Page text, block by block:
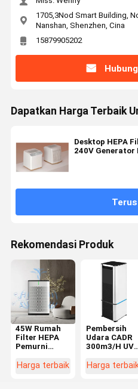
1705,3Nod Smart Building,
Nanshan, Shenzhen, Cina
15879905202
Dapatkan Harga Terbaik
Desktop HEPA
240V
Terus
Rekomendasi Produk
45W Rumah
Filter HEPA
Pemurni
Sentuh
Harga terbaik
Pembersih
Udara CADR
300m3/H
Harga